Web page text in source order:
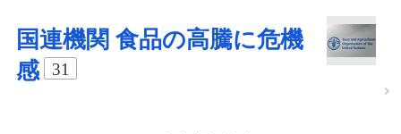
国連機関 食品の高騰に危機
感
31